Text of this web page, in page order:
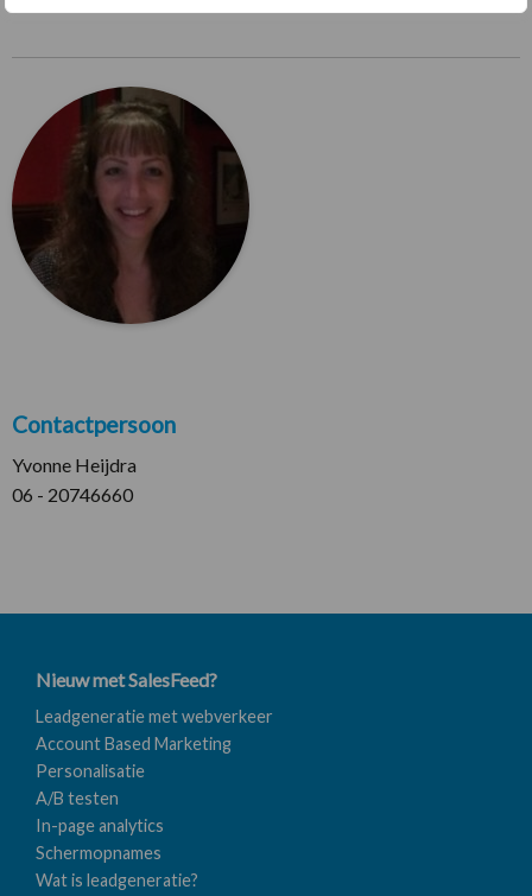
Contactpersoon
Yvonne Heijdra
06 - 20746660
Nieuw met SalesFeed?
Leadgeneratie met webverkeer
Account Based Marketing
Personalisatie
A/B testen
In-page analytics
Schermopnames
Wat is leadgeneratie?